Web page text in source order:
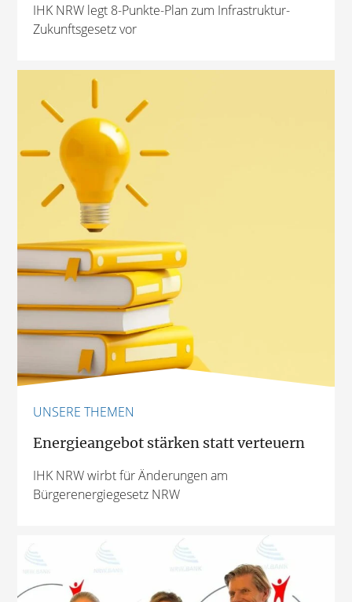
IHK NRW legt 8-Punkte-Plan zum Infrastruktur-
Zukunftsgesetz vor
UNSERE THEMEN
Energieangebot stärken statt verteuern
IHK NRW wirbt für Änderungen am
Bürgerenergiegesetz NRW